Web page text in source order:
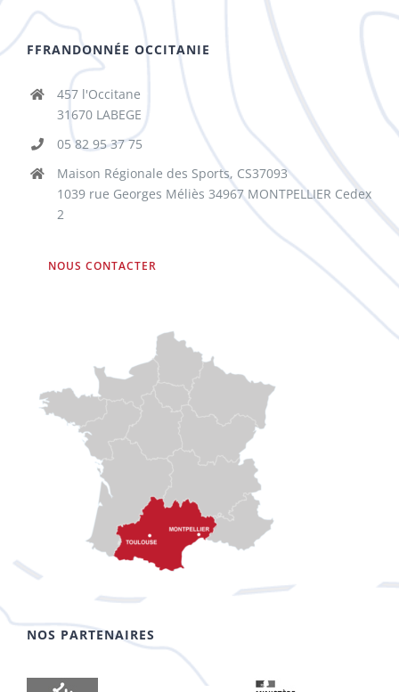
FFRANDONNÉE OCCITANIE
457 l'Occitane
31670 LABEGE
05 82 95 37 75
Maison Régionale des Sports, CS37093
1039 rue Georges Méliès 34967 MONTPELLIER Cedex
2
NOUS CONTACTER
NOS PARTENAIRES